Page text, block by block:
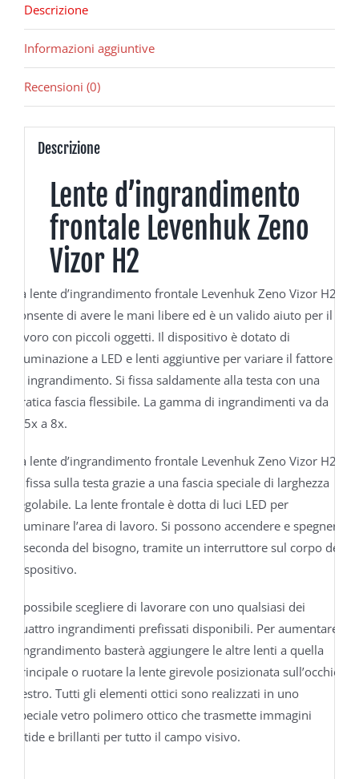
Descrizione
Informazioni aggiuntive
Recensioni (0)
Descrizione
Lente d’ingrandimento
frontale Levenhuk Zeno
Vizor H2
La lente d’ingrandimento frontale Levenhuk Zeno Vizor H2
consente di avere le mani libere ed è un valido aiuto per il
lavoro con piccoli oggetti. Il dispositivo è dotato di
Illuminazione a LED e lenti aggiuntive per variare il fattore
di ingrandimento. Si fissa saldamente alla testa con una
pratica fascia flessibile. La gamma di ingrandimenti va da
1,5x a 8x.
La lente d’ingrandimento frontale Levenhuk Zeno Vizor H2
si fissa sulla testa grazie a una fascia speciale di larghezza
regolabile. La lente frontale è dotta di luci LED per
illuminare l’area di lavoro. Si possono accendere e spegnere
a seconda del bisogno, tramite un interruttore sul corpo del
dispositivo.
È possibile scegliere di lavorare con uno qualsiasi dei
quattro ingrandimenti prefissati disponibili. Per aumentare
l’ingrandimento basterà aggiungere le altre lenti a quella
principale o ruotare la lente girevole posizionata sull’occhio
destro. Tutti gli elementi ottici sono realizzati in uno
speciale vetro polimero ottico che trasmette immagini
nitide e brillanti per tutto il campo visivo.